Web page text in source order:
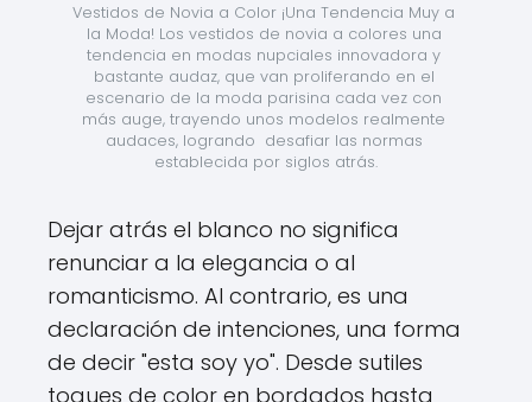
Vestidos de Novia a Color ¡Una Tendencia Muy a
la Moda! Los vestidos de novia a colores una
tendencia en modas nupciales innovadora y
bastante audaz, que van proliferando en el
escenario de la moda parisina cada vez con
más auge, trayendo unos modelos realmente
audaces, logrando  desafiar las normas
establecida por siglos atrás.
Dejar atrás el blanco no significa
renunciar a la elegancia o al
romanticismo. Al contrario, es una
declaración de intenciones, una forma
de decir "esta soy yo". Desde sutiles
toques de color en bordados hasta